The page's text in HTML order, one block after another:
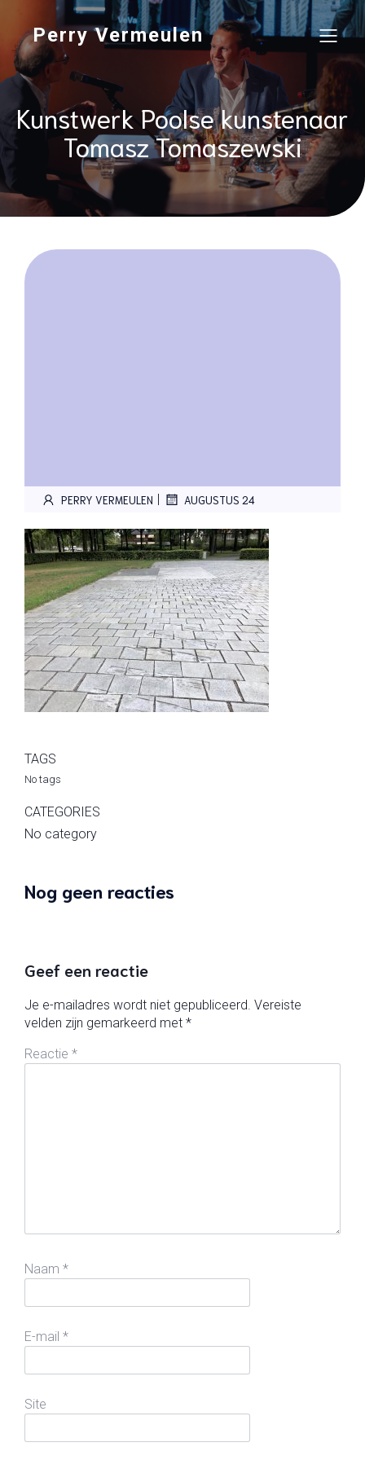
Perry Vermeulen
Kunstwerk Poolse kunstenaar
Tomasz Tomaszewski
PERRY VERMEULEN | AUGUSTUS 24
TAGS
No tags
CATEGORIES
No category
Nog geen reacties
Geef een reactie
Je e-mailadres wordt niet gepubliceerd. Vereiste
velden zijn gemarkeerd met *
Reactie *
Naam *
E-mail *
Site